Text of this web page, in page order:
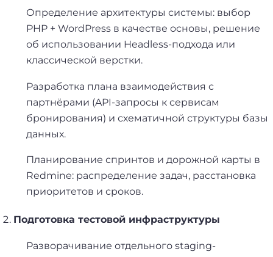
Определение архитектуры системы: выбор
PHP + WordPress в качестве основы, решение
об использовании Headless-подхода или
классической верстки.
Разработка плана взаимодействия с
партнёрами (API-запросы к сервисам
бронирования) и схематичной структуры базы
данных.
Планирование спринтов и дорожной карты в
Redmine: распределение задач, расстановка
приоритетов и сроков.
Подготовка тестовой инфраструктуры
Разворачивание отдельного staging-